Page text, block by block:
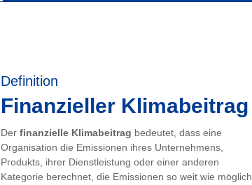
Definition
Finanzieller Klimabeitrag
Der finanzielle Klimabeitrag bedeutet, dass eine
Organisation die Emissionen ihres Unternehmens,
Produkts, ihrer Dienstleistung oder einer anderen
Kategorie berechnet, die Emissionen so weit wie möglich